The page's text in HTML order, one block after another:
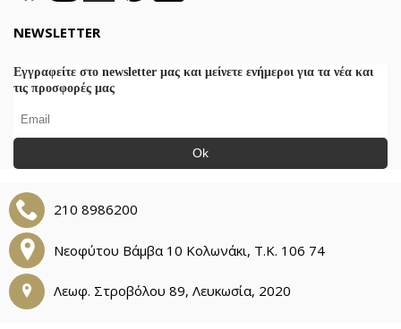
NEWSLETTER
Εγγραφείτε στο newsletter μας και μείνετε ενήμεροι για τα νέα και
τις προσφορές μας
Ok
210 8986200
Νεοφύτου Βάμβα 10 Κολωνάκι, Τ.Κ. 106 74
Λεωφ. Στροβόλου 89, Λευκωσία, 2020